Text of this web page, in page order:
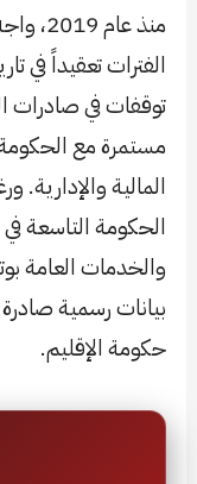
منذ
الفترات تعقيداً في
توقفات في صادرات
مستمرة مع الحكومة
المالية
الحكومة التاسعة
بيانات رسمية
حكومة الإقليم.